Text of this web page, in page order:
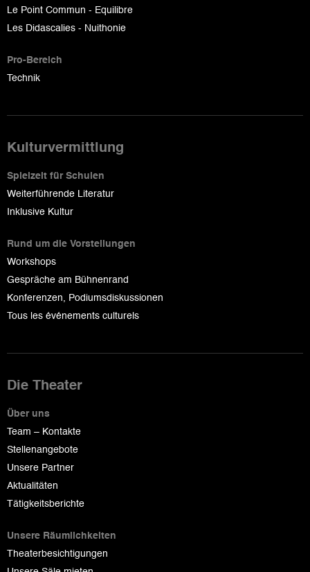
Le Point Commun - Equilibre
Les Didascalies - Nuithonie
Pro-Bereich
Technik
Kulturvermittlung
Spielzeit für Schulen
Weiterführende Literatur
Inklusive Kultur
Rund um die Vorstellungen
Workshops
Gespräche am Bühnenrand
Konferenzen, Podiumsdiskussionen
Tous les événements culturels
Die Theater
Über uns
Team – Kontakte
Stellenangebote
Unsere Partner
Aktualitäten
Tätigkeitsberichte
Unsere Räumlichkeiten
Theaterbesichtigungen